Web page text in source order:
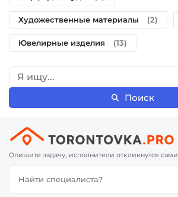
Художественные материалы (2)
Ювелирные изделия (13)
Поиск
Опишите задачу, исполнители откликнутся сами